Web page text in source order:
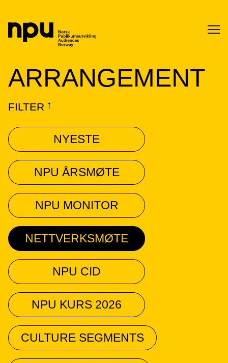
SØK
SØK →
ARRANGEMENT
FILTER ↓
NYESTE
NPU ÅRSMØTE
NPU MONITOR
NETTVERKSMØTE
NPU CID
NPU KURS 2026
CULTURE SEGMENTS